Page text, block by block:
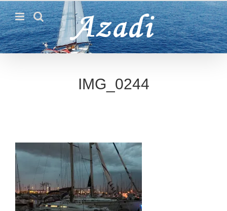
Passer
au
contenu
IMG_0244